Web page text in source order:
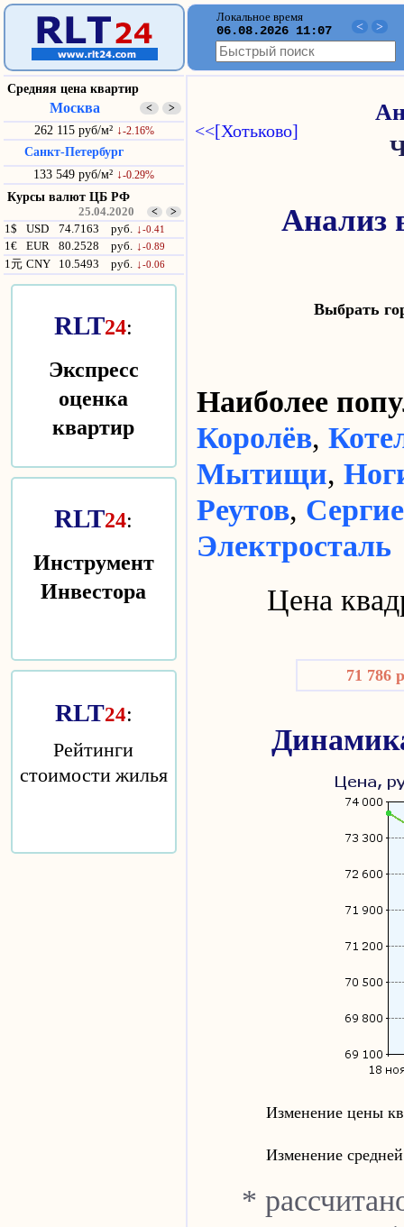
Локальное время
06.08.2026 11:07 < >
Средняя цена квартир
Москва < >
262 115 руб/м² ↓-2.16%
Санкт-Петербург
133 549 руб/м² ↓-0.29%
Курсы валют ЦБ РФ
25.04.2020 < >
1$ USD 74.7163 руб. ↓-0.41
1€ EUR 80.2528 руб. ↓-0.89
1元 CNY 10.5493 руб. ↓-0.06
RLT24:
Экспресс
оценка
квартир
RLT24:
Инструмент
Инвестора
RLT24:
Рейтинги
стоимости жилья
<<[Хотьково]
Анализ
Выбрать
Наиболее
Королёв,
Мытищи,
Реутов,
Электросталь
Цена
71 786
Изменение цены
Изменение
*